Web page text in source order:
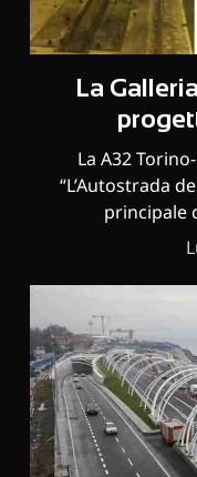
La
La A32
“L’Autostrada
principale